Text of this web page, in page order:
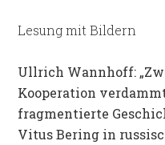
Lesung mit Bildern
Ullrich Wannhoff:
Kooperation
fragmentierte
Vitus Bering in